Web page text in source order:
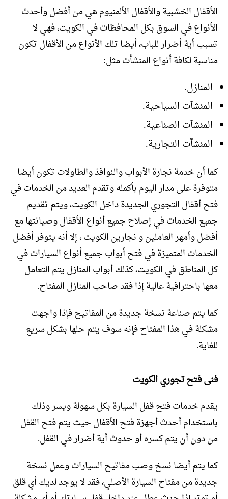
الأقفال الخشبية والأقفال الألمنيوم هي من أفضل وأحدث
الأنواع في السوق بكل المحافظات في الكويت، فهي لا
تسبب أية أضرار للباب، أيضا تلك الأنواع من الأقفال تكون
مناسبة لكافة أنواع المنشأت مثل:
المنازل.
المنشآت السياحية.
المنشآت الصناعية.
المنشآت التجارية.
كما أن خدمة نجارة الأبواب والنوافذ والطاولات تكون أيضا
متوفرة على مدار اليوم بأكمله وتقدم العديد من الخدمات في
فتح أقفال التجوري الجديدة داخل الكويت، ويتم تقديم
جميع الخدمات في إصلاح جميع أنواع الأقفال وصيانتها مع
أفضل وأمهر العاملين و نجارين الكويت ، إلا أنه يتوفر أفضل
الخدمات المتميزة في فتح أبواب جميع أنواع السيارات في
كل المناطق في الكويت، كذلك أبواب المنازل يتم التعامل
معها باحترافية عالية إذا فقد صاحب المنازل المفتاح.
كما يتم صناعة نسخة جديدة من المفاتيح فإذا واجهت
مشكلة في هذا المفتاح فإنه سوف يتم حلها بشكل سريع
للغاية.
فنى فتح تجوري الكويت
يقدم خدمات فتح قفل السيارة بكل سهولة ويسر وذلك
باستخدام أحدث أجهزة فتح الأقفال حيث يتم فتح القفل
من دون أن يتم كسره أو حدوث أية أضرار في القفل.
كما يتم أيضا نسخ وصب مفاتيح السيارات وعمل نسخة
جديدة من مفتاح السيارة الأصلي، فقد لا يوجد لديك أي قلق